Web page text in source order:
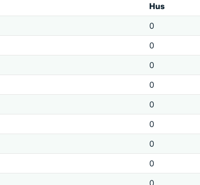
Hus
0
0
0
0
0
0
0
0
0